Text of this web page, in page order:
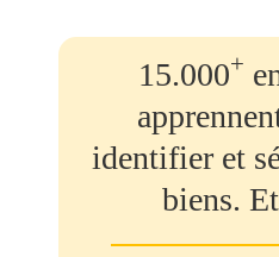
15.000+
identifier et
biens.